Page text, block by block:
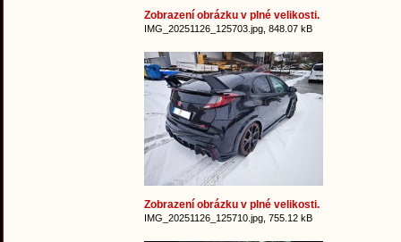
Zobrazení obrázku v plné velikosti.
IMG_20251126_125703.jpg, 848.07 kB
Zobrazení obrázku v plné velikosti.
IMG_20251126_125710.jpg, 755.12 kB